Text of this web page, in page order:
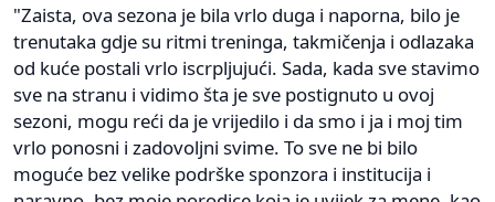
"Zaista, ova sezona je bila vrlo duga i naporna, bilo je
trenutaka gdje su ritmi treninga, takmičenja i odlazaka
od kuće postali vrlo iscrpljujući. Sada, kada sve stavimo
sve na stranu i vidimo šta je sve postignuto u ovoj
sezoni, mogu reći da je vrijedilo i da smo i ja i moj tim
vrlo ponosni i zadovoljni svime. To sve ne bi bilo
moguće bez velike podrške sponzora i institucija i